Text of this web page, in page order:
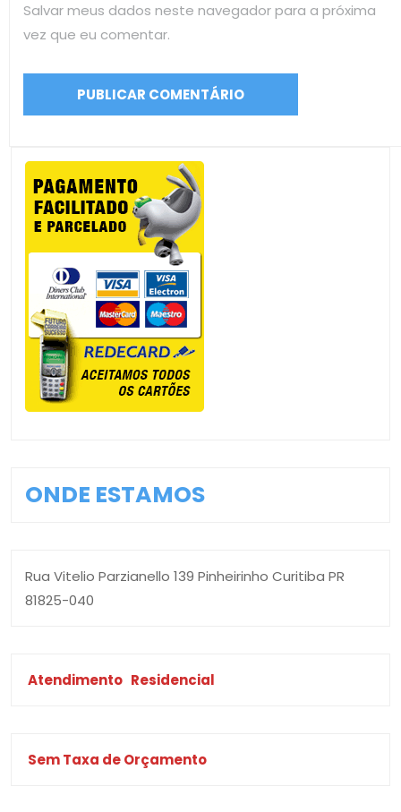
Salvar meus dados neste navegador para a próxima
vez que eu comentar.
ONDE ESTAMOS
Rua Vitelio Parzianello 139 Pinheirinho Curitiba PR
81825-040
Atendimento Residencial
Sem Taxa de Orçamento